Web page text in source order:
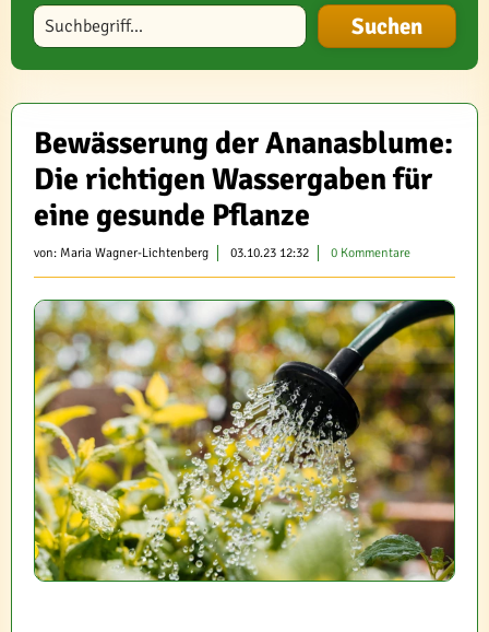
Blog durchsuchen
Bewässerung der Ananasblume:
Die richtigen Wassergaben für
eine gesunde Pflanze
von: Maria Wagner-Lichtenberg 03.10.23 12:32 0 Kommentare